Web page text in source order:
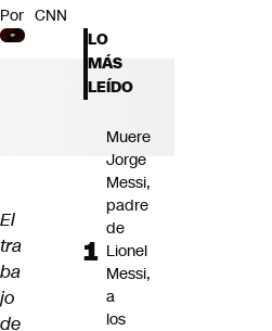
Por CNN
El
tra
ba
jo
de
LO
MÁS
LEÍDO
Muere
Jorge
Messi,
padre
de
Lionel
Messi,
a
los